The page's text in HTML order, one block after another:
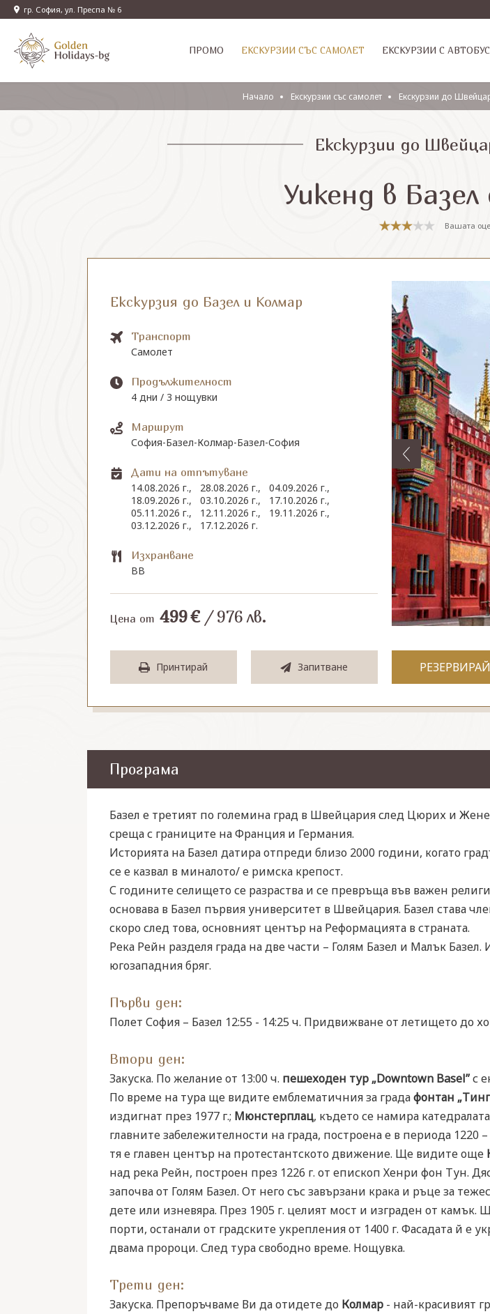
гр. София, ул. Преспа № 6
ПРОМО EКСКУРЗИИ СЪС САМОЛЕТ ЕКСКУРЗИИ С АВТОБУС
Начало Eкскурзии със самолет Екскурзии до
Екскурзии до
Уикенд в
Вашата
Екскурзия до Базел и Колмар
Транспорт
Самолет
Продължителност
4 дни / 3 нощувки
Маршрут
София-Базел-Колмар-Базел-София
Дати на отпътуване
14.08.2026 г., 28.08.2026 г., 04.09.2026 г.,
18.09.2026 г., 03.10.2026 г., 17.10.2026 г.,
05.11.2026 г., 12.11.2026 г., 19.11.2026 г.,
03.12.2026 г., 17.12.2026 г.
Изхранване
BB
Цена от 499€/976 лв.
Принтирай Запитване РЕЗЕРВИРАЙ
Програма
Базел е третият по големина град в Швейцария след Цюрих и
среща с границите на Франция и Германия.
Историята на Базел датира отпреди близо 2000 години, когато
се е казвал в миналото/ е римска крепост.
С годините селището се разраства и се превръща във важен
основава в Базел първия университет в Швейцария. Базел става
скоро след това, основният център на Реформацията в страната.
Река Рейн разделя града на две части – Голям Базел и Малък
югозападния бряг.
Първи ден:
Полет София – Базел 12:55 - 14:25 ч. Придвижване от летището до
Втори ден:
Закуска. По желание от 13:00 ч. пешеходен тур „Downtown Basel”с
По време на тура ще видите емблематичния за градафонтан
издигнат през 1977 г.; Мюнстерплац, където се намира
главните забележителности на града, построена е в периода
тя е главен център на протестантското движение. Ще видите още
над река Рейн, построен през 1226 г. от епископ Хенри фон Тун.
започва от Голям Базел. От него със завързани крака и ръце за
дете или изневяра. През 1905 г. целият мост и изграден от камък.
порти, останали от градските укрепления от 1400 г. Фасадата й е
двама пророци. След тура свободно време. Нощувка.
Трети ден:
Закуска. Препоръчваме Ви да отидете до Колмар- най-красивият